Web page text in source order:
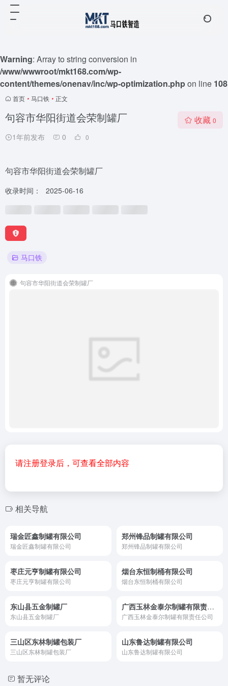
Warning: Array to string conversion in
/www/wwwroot/mkt168.com/wp-
content/themes/onenav/inc/wp-optimization.phpon line 108
首页 • 马口铁 • 正文
句容市华阳街道会荣制罐厂
1年前发布 0 0
收藏 0
句容市华阳街道会荣制罐厂
收录时间： 2025-06-16
马口铁
句容市华阳街道会荣制罐厂
请注册登录后，可查看全部内容
相关导航
瑞金匠鑫制罐有限公司
瑞金匠鑫制罐有限公司
郑州锋品制罐有限公司
郑州锋品制罐有限公司
枣庄元亨制罐有限公司
枣庄元亨制罐有限公司
烟台东恒制桶有限公司
烟台东恒制桶有限公司
东山县五金制罐厂
东山县五金制罐厂
广西玉林金泰尔制罐有限责任公司
广西玉林金泰尔制罐有限责任公司
三山区东林制罐包装厂
三山区东林制罐包装厂
山东鲁达制罐有限公司
山东鲁达制罐有限公司
暂无评论